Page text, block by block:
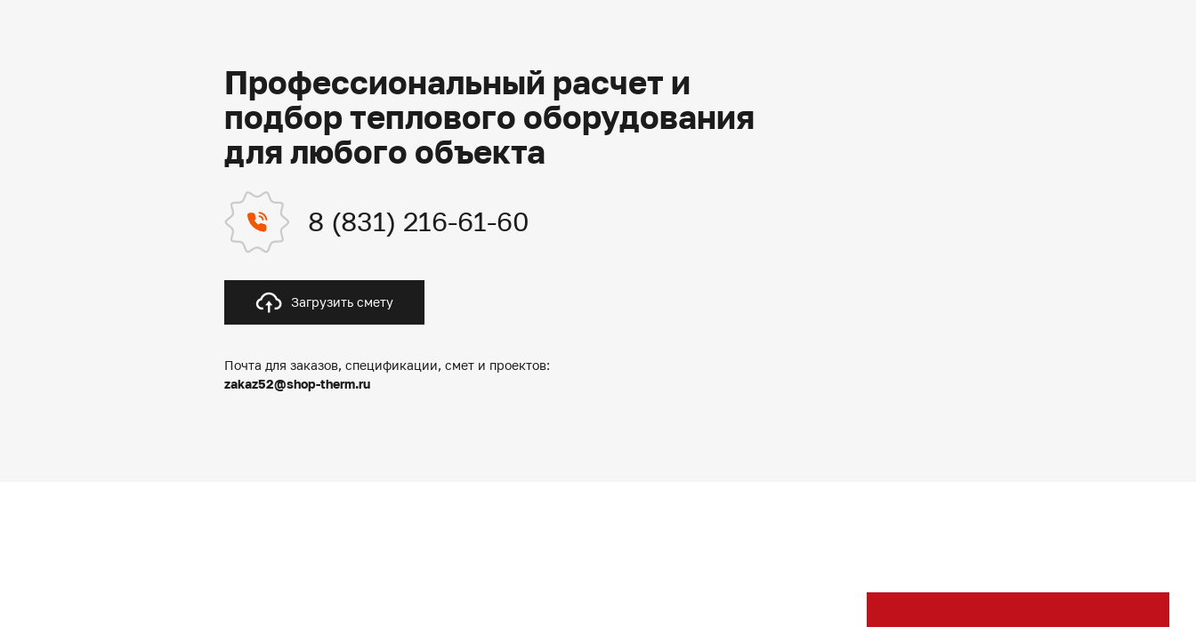
Профессиональный расчет и
подбор теплового оборудования
для любого объекта
8 (831) 216-61-60
Загрузить смету
Почта для заказов, спецификации, смет и проектов:
zakaz52@shop-therm.ru